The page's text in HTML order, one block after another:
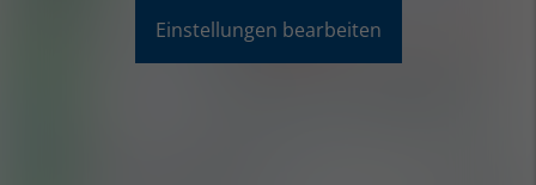
Einstellungen bearbeiten